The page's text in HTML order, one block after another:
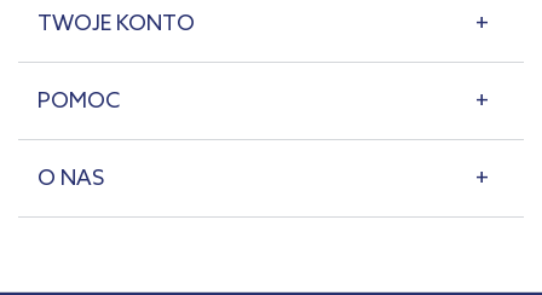
TWOJE KONTO
POMOC
O NAS